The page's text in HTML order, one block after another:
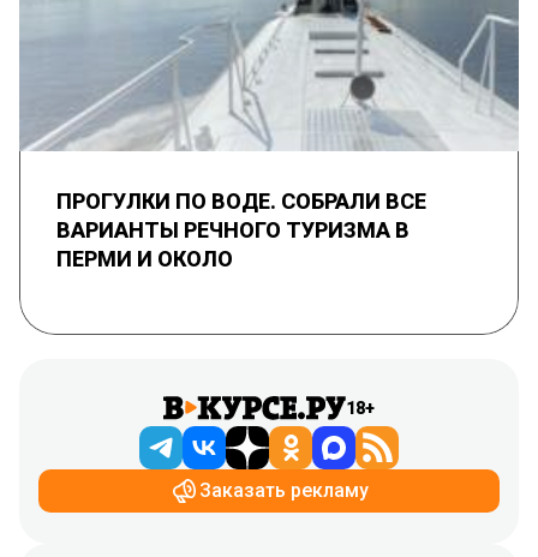
ПРОГУЛКИ ПО ВОДЕ. СОБРАЛИ ВСЕ
ВАРИАНТЫ РЕЧНОГО ТУРИЗМА В
ПЕРМИ И ОКОЛО
18+
Заказать рекламу